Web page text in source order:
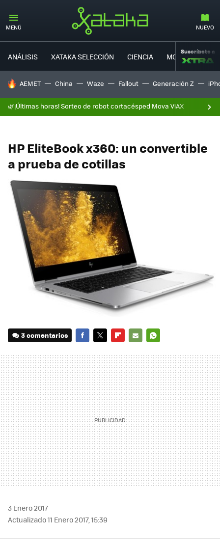
MENÚ NUEVO
ANÁLISIS XATAKA SELECCIÓN CIENCIA MOVILIDAD
Suscríbete a
HOY SE HABLA DE
AEMET China Waze Fallout Generación Z
🌿¡Últimas horas! Sorteo de robot cortacésped Mova ViAX
HP EliteBook x360: un convertible
a prueba de cotillas
3 comentarios
MAIL
3 Enero 2017
Actualizado 11 Enero 2017, 15:39